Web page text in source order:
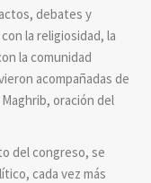
debates y
la religiosidad, la
la comunidad
acompañadas de
oración del
del congreso, se
cada vez más